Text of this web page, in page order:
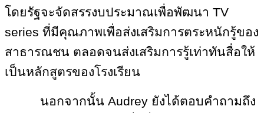
โดยรัฐจะจัดสรรงบประมาณเพื่อพัฒนา TV
series ที่มีคุณภาพเพื่อส่งเสริมการตระหนักรู้ของ
สาธารณชน ตลอดจนส่งเสริมการรู้เท่าทันสื่อให้
เป็นหลักสูตรของโรงเรียน
นอกจากนั้น Audrey ยังได้ตอบคำถามถึง